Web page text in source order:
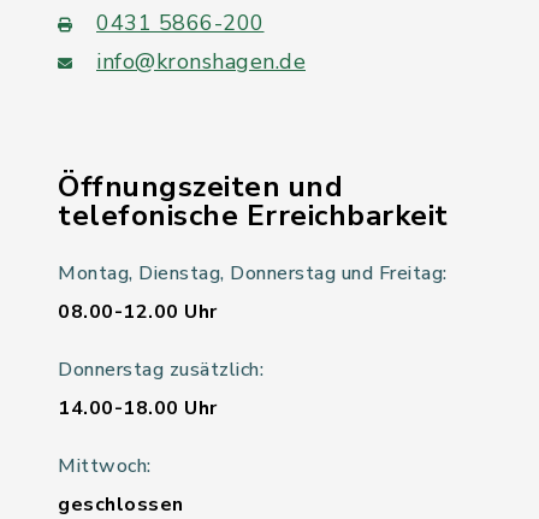
0431 5866-200
info@kronshagen.de
Öffnungszeiten und
telefonische Erreichbarkeit
Montag, Dienstag, Donnerstag und Freitag:
08.00-12.00 Uhr
Donnerstag zusätzlich:
14.00-18.00 Uhr
Mittwoch:
geschlossen